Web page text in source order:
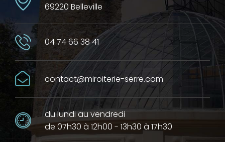
69220 Belleville
04 74 66 38 41
contact@miroiterie-serre.com
du lundi au vendredi
de 07h30 à 12h00 - 13h30 à 17h30